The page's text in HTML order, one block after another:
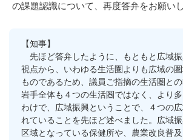
の課題認識について、再度答弁をお願いし
【知事】
先ほど答弁したように、もともと広域
視点から、いわゆる生活圏よりも広域の
ものであるため、議員ご指摘の生活圏と
岩手全体も４つの生活圏ではなく、より
わけで、広域振興ということで、４つの
れていることを先ほど述べました。広域
区域となっている保健所や、農業改良普